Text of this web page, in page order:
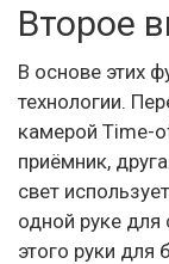
Второе
В основе этих
технологии.
камерой Time-
приёмник,
свет
одной руке для
этого руки для